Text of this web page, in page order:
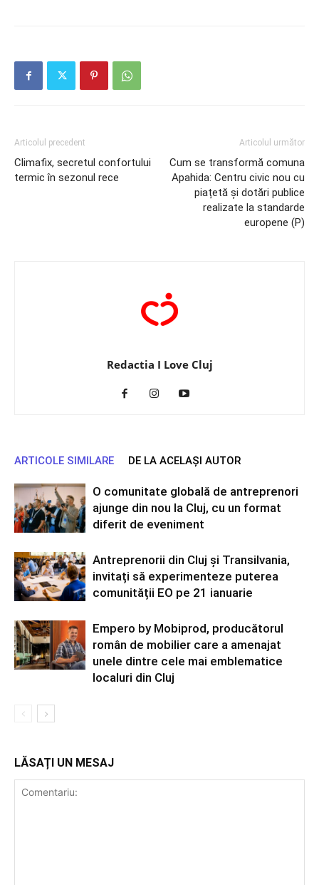
Articolul precedent
Climafix, secretul confortului
termic în sezonul rece
Articolul următor
Cum se transformă comuna
Apahida: Centru civic nou cu
piațetă și dotări publice
realizate la standarde
europene (P)
Redactia I Love Cluj
ARTICOLE SIMILARE DE LA ACELAȘI AUTOR
O comunitate globală de antreprenori
ajunge din nou la Cluj, cu un format
diferit de eveniment
Antreprenorii din Cluj și Transilvania,
invitați să experimenteze puterea
comunității EO pe 21 ianuarie
Empero by Mobiprod, producătorul
român de mobilier care a amenajat
unele dintre cele mai emblematice
localuri din Cluj
LĂSAȚI UN MESAJ